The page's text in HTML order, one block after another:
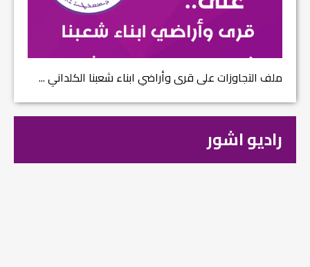
ملف التجاوزات على قرى وأراضي ابناء شعبنا الكلداني ...
راديو اشور